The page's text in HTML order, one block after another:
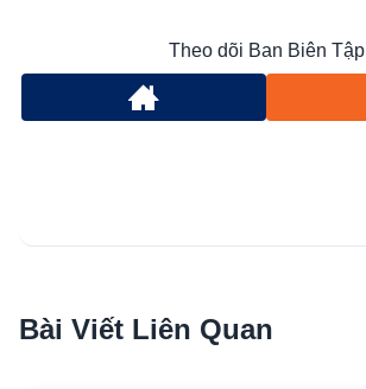
Theo dõi Ban Biên Tập
Bài Viết Liên Quan